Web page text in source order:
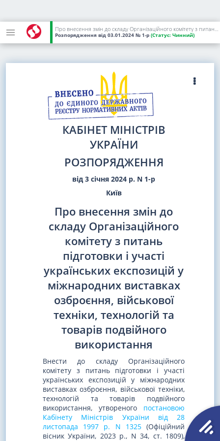
Про внесення змін до складу Організаційного комітету з питань підготовки і участі українських експозицій у міжнародних виставках озброєння, військової техніки, технологій та товарів подвійного використання
Розпорядження від 03.01.2024 № 1-р (Статус: Чинний)
КАБІНЕТ МІНІСТРІВ
УКРАЇНИ
РОЗПОРЯДЖЕННЯ
від 3 січня 2024 р. N 1-р
Київ
Про внесення змін до
складу Організаційного
комітету з питань
підготовки і участі
українських експозицій у
міжнародних виставках
озброєння, військової
техніки, технологій та
товарів подвійного
використання
Внести до складу Організаційного
комітету з питань підготовки і участі
українських експозицій у міжнародних
виставках озброєння, військової техніки,
технологій та товарів подвійного
використання, утвореного постановою
Кабінету Міністрів України від 28
листопада 1997 р. N 1325(Офіційний
вісник України, 2023 р., N 34, ст. 1809),